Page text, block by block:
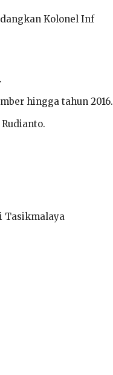
Kolonel Inf
hingga tahun 2016.
Tasikmalaya